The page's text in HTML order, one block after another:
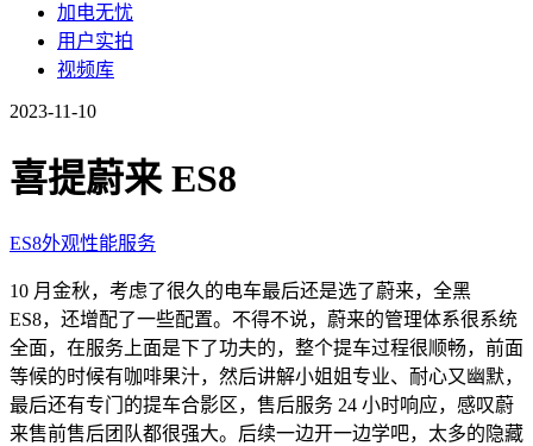
加电无忧
用户实拍
视频库
2023-11-10
喜提蔚来 ES8
ES8外观性能服务
10 月金秋，考虑了很久的电车最后还是选了蔚来，全黑
ES8，还增配了一些配置。不得不说，蔚来的管理体系很系统
全面，在服务上面是下了功夫的，整个提车过程很顺畅，前面
等候的时候有咖啡果汁，然后讲解小姐姐专业、耐心又幽默，
最后还有专门的提车合影区，售后服务 24 小时响应，感叹蔚
来售前售后团队都很强大。后续一边开一边学吧，太多的隐藏